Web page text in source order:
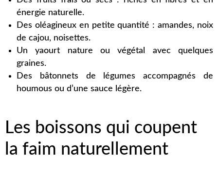
énergie naturelle.
Des oléagineux en petite quantité : amandes, noix
de cajou, noisettes.
Un yaourt nature ou végétal avec quelques
graines.
Des bâtonnets de légumes accompagnés de
houmous ou d’une sauce légère.
Les boissons qui coupent
la faim naturellement